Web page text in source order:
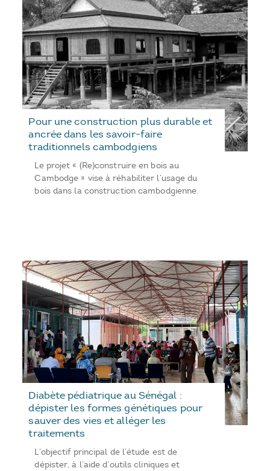
Pour une construction plus durable et
ancrée dans les savoir-faire
traditionnels cambodgiens
Le projet « (Re)construire en bois au
Cambodge » vise à réhabiliter l’usage du
bois dans la construction cambodgienne.
Diabète pédiatrique au Sénégal :
dépister les formes génétiques pour
sauver des vies et alléger les
traitements
L’objectif principal de l’étude est de
dépister, à l’aide d’outils cliniques et